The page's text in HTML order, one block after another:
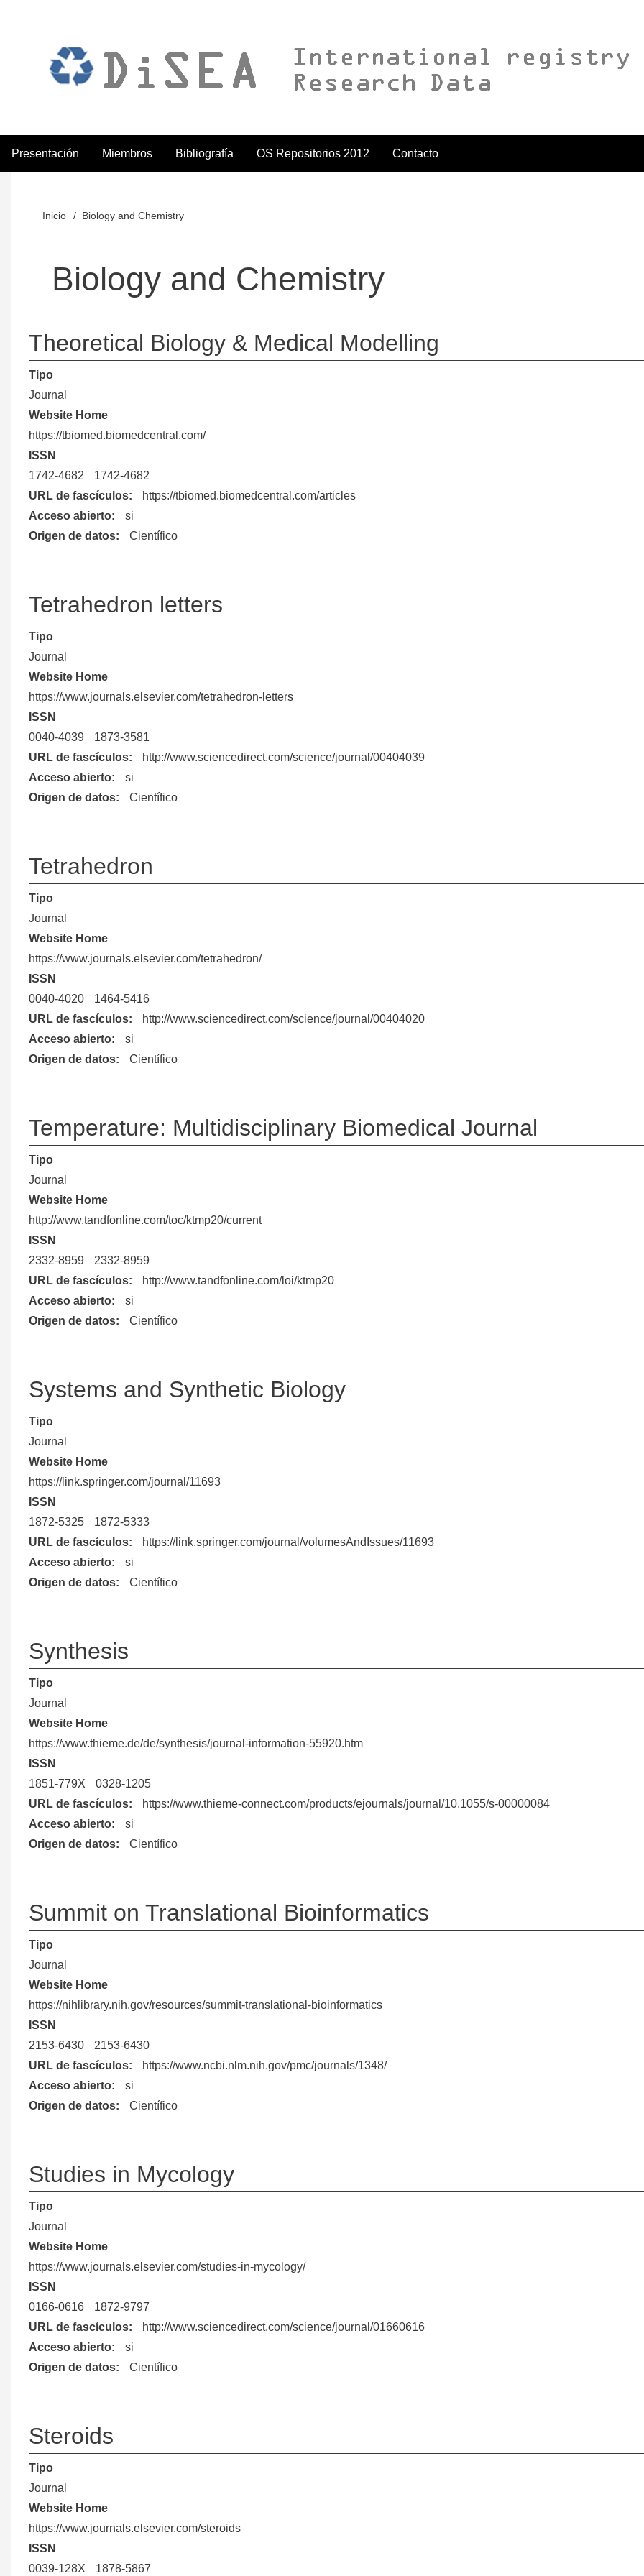
ODiSEA
Presentación Miembros Bibliografía OS Repositorios 2012 Contacto
Sobrescribir
enlaces
ayuda
a
la
navegación
Inicio Biology and Chemistry
Biology and Chemistry
Theoretical Biology & Medical Modelling
Tipo
Journal
Website Home
https://tbiomed.biomedcentral.com/
ISSN
1742-4682
1742-4682
URL de fascículos
https://tbiomed.biomedcentral.com/articles
Acceso abierto
si
Origen de datos
Científico
Tetrahedron letters
Tipo
Journal
Website Home
https://www.journals.elsevier.com/tetrahedron-letters
ISSN
0040-4039
1873-3581
URL de fascículos
http://www.sciencedirect.com/science/journal/00404039
Acceso abierto
si
Origen de datos
Científico
Tetrahedron
Tipo
Journal
Website Home
https://www.journals.elsevier.com/tetrahedron/
ISSN
0040-4020
1464-5416
URL de fascículos
http://www.sciencedirect.com/science/journal/00404020
Acceso abierto
si
Origen de datos
Científico
Temperature: Multidisciplinary Biomedical Journal
Tipo
Journal
Website Home
http://www.tandfonline.com/toc/ktmp20/current
ISSN
2332-8959
2332-8959
URL de fascículos
http://www.tandfonline.com/loi/ktmp20
Acceso abierto
si
Origen de datos
Científico
Systems and Synthetic Biology
Tipo
Journal
Website Home
https://link.springer.com/journal/11693
ISSN
1872-5325
1872-5333
URL de fascículos
https://link.springer.com/journal/volumesAndIssues/11693
Acceso abierto
si
Origen de datos
Científico
Synthesis
Tipo
Journal
Website Home
https://www.thieme.de/de/synthesis/journal-information-55920.htm
ISSN
1851-779X
0328-1205
URL de fascículos
https://www.thieme-connect.com/products/ejournals/journal/10.1055/s-00000084
Acceso abierto
si
Origen de datos
Científico
Summit on Translational Bioinformatics
Tipo
Journal
Website Home
https://nihlibrary.nih.gov/resources/summit-translational-bioinformatics
ISSN
2153-6430
2153-6430
URL de fascículos
https://www.ncbi.nlm.nih.gov/pmc/journals/1348/
Acceso abierto
si
Origen de datos
Científico
Studies in Mycology
Tipo
Journal
Website Home
https://www.journals.elsevier.com/studies-in-mycology/
ISSN
0166-0616
1872-9797
URL de fascículos
http://www.sciencedirect.com/science/journal/01660616
Acceso abierto
si
Origen de datos
Científico
Steroids
Tipo
Journal
Website Home
https://www.journals.elsevier.com/steroids
ISSN
0039-128X
1878-5867